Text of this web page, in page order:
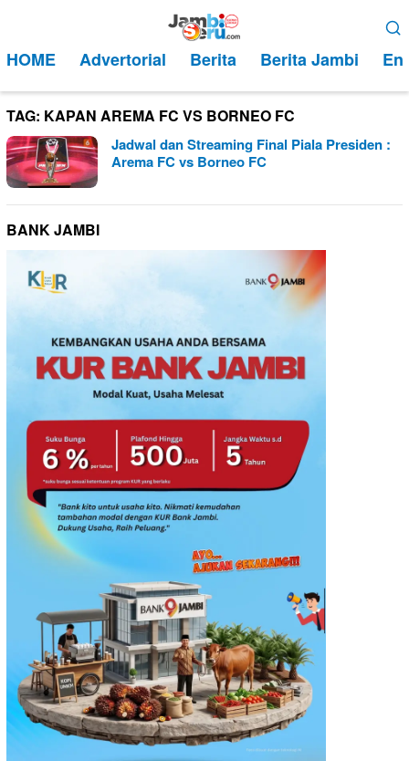
kontenMobile
HOME Advertorial Berita Berita Jambi
TAG: KAPAN AREMA FC VS BORNEO FC
Jadwal dan Streaming Final Piala Presiden :
Arema FC vs Borneo FC
BANK JAMBI